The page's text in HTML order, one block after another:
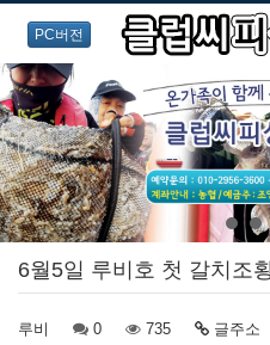
PC버전
6월5일 루비호 첫 갈치조
루비 0 735 글주소